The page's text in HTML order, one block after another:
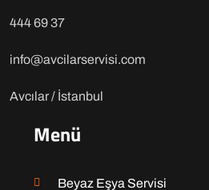
444 69 37
info@avcilarservisi.com
Avcılar / İstanbul
Menü
Beyaz Eşya Servisi